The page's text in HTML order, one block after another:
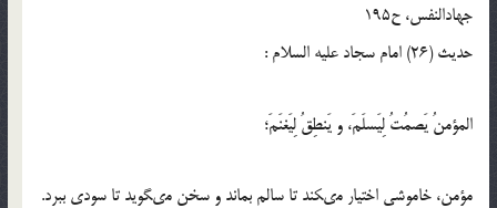
جهادالنفس، ح‏195
حدیث (26) امام سجاد عليه‏ السلام :
المؤمنُ يَصمُتُ لِيَسلَمَ، و يَنطِقُ لِيَغنَمَ؛
مؤمن، خاموشى اختيار مى‏كند تا سالم بماند و سخن مى‏گويد تا سودى ببرد.